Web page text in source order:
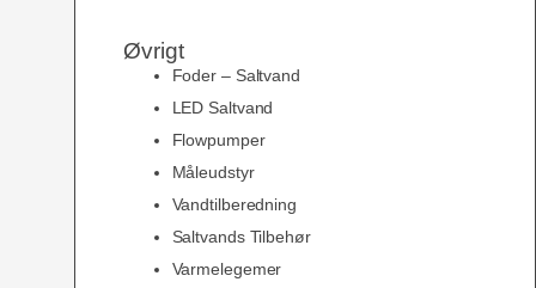
Øvrigt
Foder – Saltvand
LED Saltvand
Flowpumper
Måleudstyr
Vandtilberedning
Saltvands Tilbehør
Varmelegemer